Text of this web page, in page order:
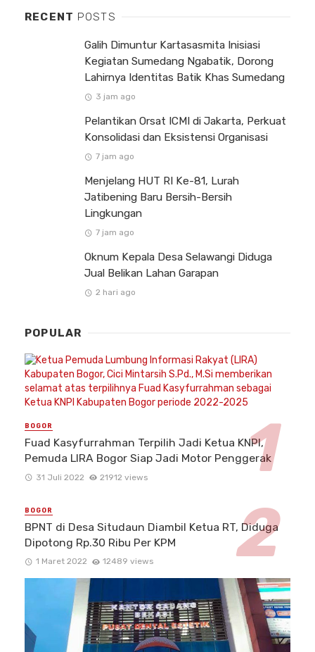
RECENT POSTS
Galih Dimuntur Kartasasmita Inisiasi
Kegiatan Sumedang Ngabatik, Dorong
Lahirnya Identitas Batik Khas Sumedang
3 jam ago
Pelantikan Orsat ICMI di Jakarta, Perkuat
Konsolidasi dan Eksistensi Organisasi
7 jam ago
Menjelang HUT RI Ke-81, Lurah
Jatibening Baru Bersih-Bersih
Lingkungan
7 jam ago
Oknum Kepala Desa Selawangi Diduga
Jual Belikan Lahan Garapan
2 hari ago
POPULAR
BOGOR
Fuad Kasyfurrahman Terpilih Jadi Ketua KNPI,
Pemuda LIRA Bogor Siap Jadi Motor Penggerak
31 Juli 2022 21912 views
BOGOR
BPNT di Desa Situdaun Diambil Ketua RT, Diduga
Dipotong Rp.30 Ribu Per KPM
1 Maret 2022 12489 views